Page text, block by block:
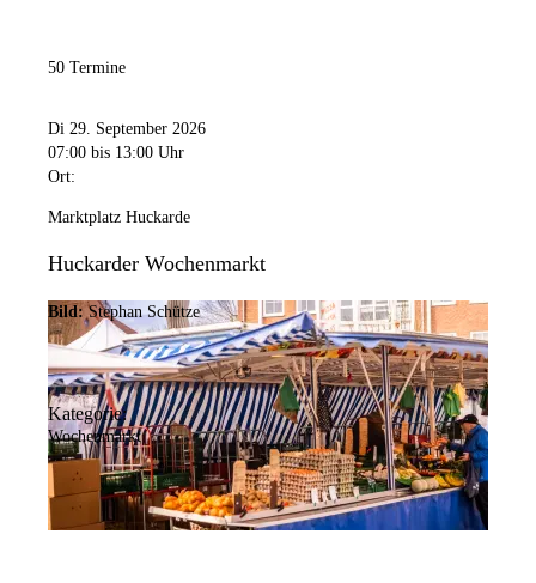
50 Termine
Di 29. September 2026
07:00 bis 13:00 Uhr
Ort:
Marktplatz Huckarde
Huckarder Wochenmarkt
Bild: Stephan Schütze
Kategorie:
Wochenmarkt